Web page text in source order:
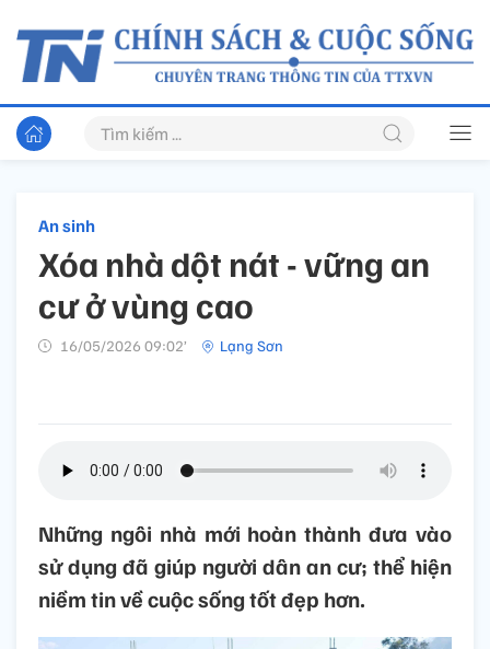
An sinh
Xóa nhà dột nát - vững an
cư ở vùng cao
16/05/2026 09:02’ Lạng Sơn
Những ngôi nhà mới hoàn thành đưa vào
sử dụng đã giúp người dân an cư; thể hiện
niềm tin về cuộc sống tốt đẹp hơn.